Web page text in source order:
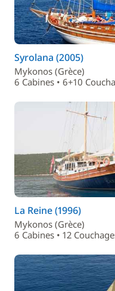
Syrolana (2005)
Mykonos (Grèce)
6 Cabines • 6+10
La Reine (1996)
Mykonos (Grèce)
6 Cabines • 12